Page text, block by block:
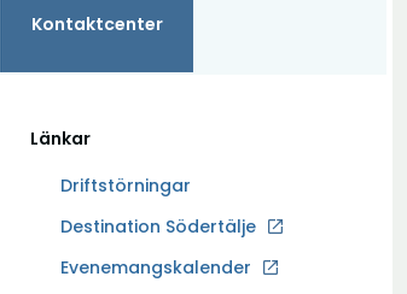
Kontaktcenter
Länkar
Driftstörningar
Destination Södertälje
Ö
p
Evenemangskalender